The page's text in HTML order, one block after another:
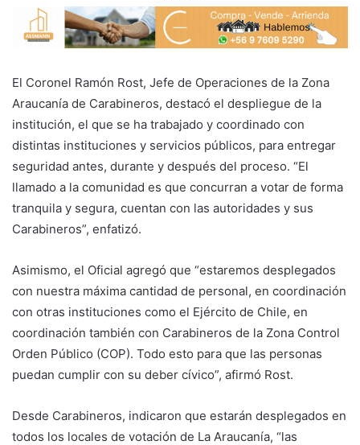
El Coronel Ramón Rost, Jefe de Operaciones de la Zona
Araucanía de Carabineros, destacó el despliegue de la
institución, el que se ha trabajado y coordinado con
distintas instituciones y servicios públicos, para entregar
seguridad antes, durante y después del proceso. “El
llamado a la comunidad es que concurran a votar de forma
tranquila y segura, cuentan con las autoridades y sus
Carabineros”, enfatizó.
Asimismo, el Oficial agregó que “estaremos desplegados
con nuestra máxima cantidad de personal, en coordinación
con otras instituciones como el Ejército de Chile, en
coordinación también con Carabineros de la Zona Control
Orden Público (COP). Todo esto para que las personas
puedan cumplir con su deber cívico”, afirmó Rost.
Desde Carabineros, indicaron que estarán desplegados en
todos los locales de votación de La Araucanía, “las